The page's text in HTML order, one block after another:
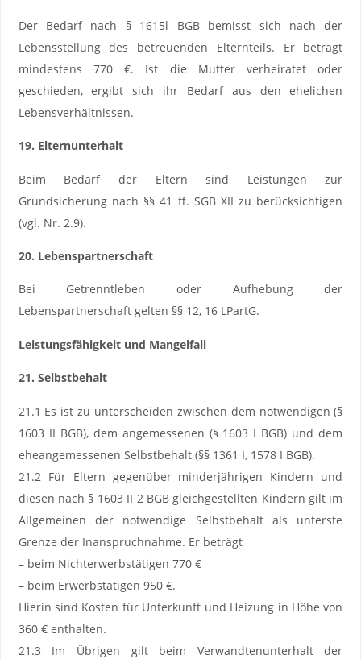
Der Bedarf nach § 1615l BGB bemisst sich nach der
Lebensstellung des betreuenden Elternteils. Er beträgt
mindestens 770 €. Ist die Mutter verheiratet oder
geschieden, ergibt sich ihr Bedarf aus den ehelichen
Lebensverhältnissen.
19. Elternunterhalt
Beim Bedarf der Eltern sind Leistungen zur
Grundsicherung nach §§ 41 ff. SGB XII zu berücksichtigen
(vgl. Nr. 2.9).
20. Lebenspartnerschaft
Bei Getrenntleben oder Aufhebung der
Lebenspartnerschaft gelten §§ 12, 16 LPartG.
Leistungsfähigkeit und Mangelfall
21. Selbstbehalt
21.1 Es ist zu unterscheiden zwischen dem notwendigen (§
1603 II BGB), dem angemessenen (§ 1603 I BGB) und dem
eheangemessenen Selbstbehalt (§§ 1361 I, 1578 I BGB).
21.2 Für Eltern gegenüber minderjährigen Kindern und
diesen nach § 1603 II 2 BGB gleichgestellten Kindern gilt im
Allgemeinen der notwendige Selbstbehalt als unterste
Grenze der Inanspruchnahme. Er beträgt
– beim Nichterwerbstätigen 770 €
– beim Erwerbstätigen 950 €.
Hierin sind Kosten für Unterkunft und Heizung in Höhe von
360 € enthalten.
21.3 Im Übrigen gilt beim Verwandtenunterhalt der